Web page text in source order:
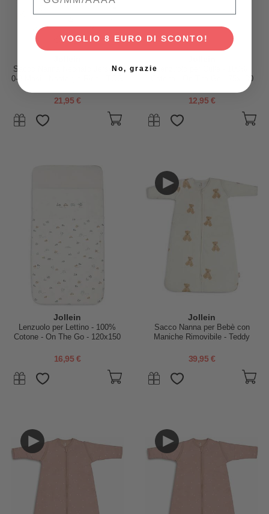
Sacco Nanna Neonato Jersey -
0-3 Mesi - Nostalgic Ride - TOG
21,95 €
Lenzuolo per Culla - 100%
Cotone - On The Go - 75x100
12,95 €
Jollein
Lenzuolo per Lettino - 100%
Cotone - On The Go - 120x150
16,95 €
Jollein
Sacco Nanna per Bebè con
Maniche Rimovibile - Teddy
39,95 €
VOGLIO 8 EURO DI SCONTO!
No, grazie